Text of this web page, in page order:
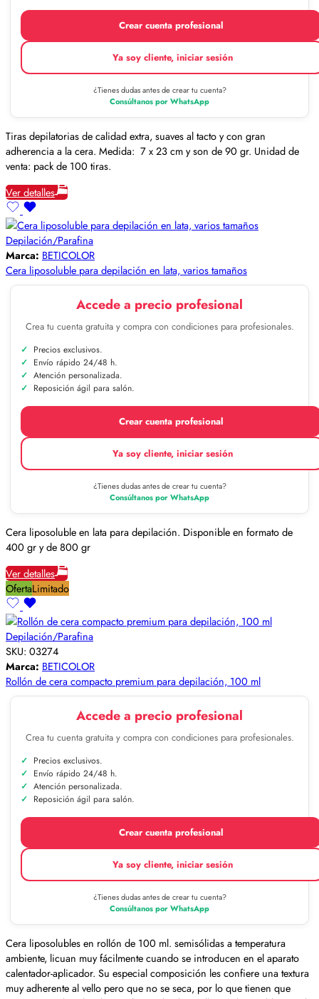
Crear cuenta profesional
Ya soy cliente, iniciar sesión
¿Tienes dudas antes de crear tu cuenta?
Consúltanos por WhatsApp
Tiras depilatorias de calidad extra, suaves al tacto y con gran
adherencia a la cera. Medida: 7 x 23 cm y son de 90 gr. Unidad de
venta: pack de 100 tiras.
Ver detalles
Depilación/Parafina
Marca: BETICOLOR
Cera liposoluble para depilación en lata, varios tamaños
Accede a precio profesional
Crea tu cuenta gratuita y compra con condiciones para profesionales.
Precios exclusivos.
Envío rápido 24/48 h.
Atención personalizada.
Reposición ágil para salón.
Crear cuenta profesional
Ya soy cliente, iniciar sesión
¿Tienes dudas antes de crear tu cuenta?
Consúltanos por WhatsApp
Cera liposoluble en lata para depilación. Disponible en formato de
400 gr y de 800 gr
Ver detalles
OfertaLimitado
Depilación/Parafina
SKU: 03274
Marca: BETICOLOR
Rollón de cera compacto premium para depilación, 100 ml
Accede a precio profesional
Crea tu cuenta gratuita y compra con condiciones para profesionales.
Precios exclusivos.
Envío rápido 24/48 h.
Atención personalizada.
Reposición ágil para salón.
Crear cuenta profesional
Ya soy cliente, iniciar sesión
¿Tienes dudas antes de crear tu cuenta?
Consúltanos por WhatsApp
Cera liposolubles en rollón de 100 ml. semisólidas a temperatura
ambiente, licuan muy fácilmente cuando se introducen en el aparato
calentador-aplicador. Su especial composición les confiere una textura
muy adherente al vello pero que no se seca, por lo que tienen que